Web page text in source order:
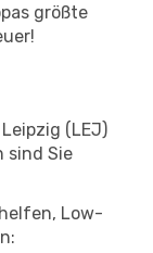
größte
(LEJ)
sind Sie
Low-